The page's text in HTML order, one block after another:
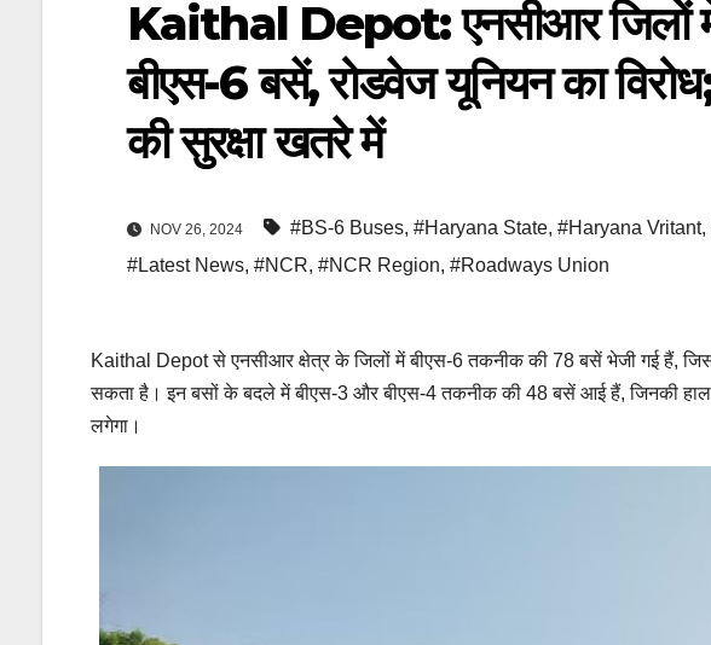
Kaithal Depot: एनसीआर जिलों
बीएस-6 बसें, रोडवेज यूनियन का
की सुरक्षा खतरे में
NOV 26, 2024 #BS-6 Buses, #Haryana State, #Haryana Vritant,
#Latest News, #NCR, #NCR Region, #Roadways Union
Kaithal Depot से एनसीआर क्षेत्र के जिलों में बीएस-6 तकनीक की 78 बसें भेजी गई हैं,
सकता है। इन बसों के बदले में बीएस-3 और बीएस-4 तकनीक की 48 बसें आई हैं, जिनकी
लगेगा।